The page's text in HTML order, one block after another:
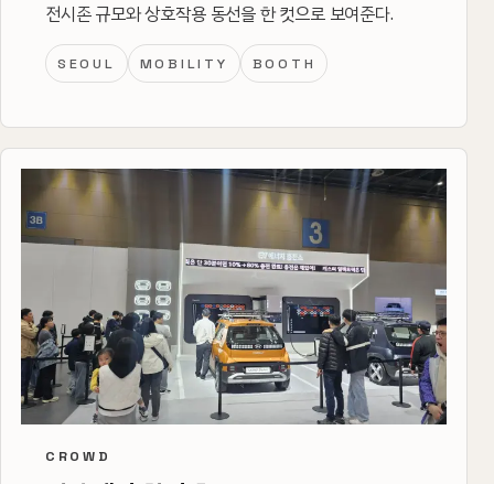
전시존 규모와 상호작용 동선을 한 컷으로 보여준다.
SEOUL MOBILITY BOOTH
CROWD